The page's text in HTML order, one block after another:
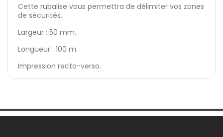
Cette rubalise vous permettra de délimiter vos zones
de sécurités.
Largeur : 50 mm.
Longueur : 100 m.
Impression recto-verso.